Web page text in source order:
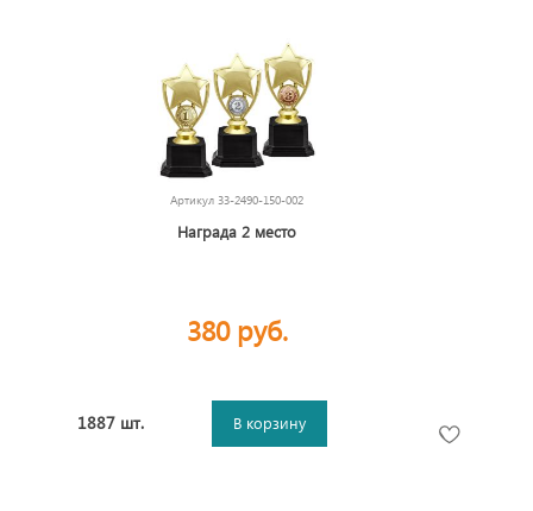
Артикул 33-2490-150-002
Награда 2 место
380 руб.
1887 шт. В корзину